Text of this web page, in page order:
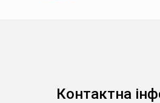
Контактна